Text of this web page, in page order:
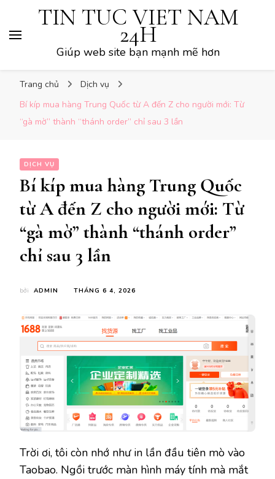
TIN TUC VIET NAM
24H
Giúp web site bạn mạnh mẽ hơn
Trang chủ
Dịch vụ
Bí kíp mua hàng Trung Quốc từ A đến Z cho người mới: Từ
“gà mờ” thành “thánh order” chỉ sau 3 lần
DỊCH VỤ
Bí kíp mua hàng Trung Quốc
từ A đến Z cho người mới: Từ
“gà mờ” thành “thánh order”
chỉ sau 3 lần
bởi ADMIN THÁNG 6 4, 2026
Trời ơi, tôi còn nhớ như in lần đầu tiên mò vào
Taobao. Ngồi trước màn hình máy tính mà mắt